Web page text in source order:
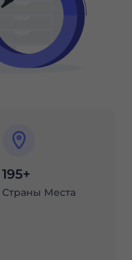
195+
Страны Места